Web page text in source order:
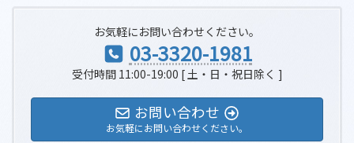
お気軽にお問い合わせください。
03-3320-1981
受付時間 11:00-19:00 [ 土・日・祝日除く ]
お問い合わせ
お気軽にお問い合わせください。